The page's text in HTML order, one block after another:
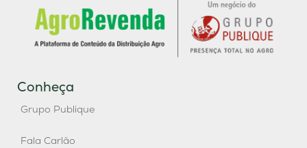
Conheça
Grupo Publique
Fala Carlão